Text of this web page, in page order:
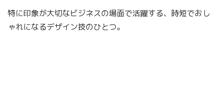
特に印象が大切なビジネスの場面で活躍する、時短でおし
ゃれになるデザイン技のひとつ。